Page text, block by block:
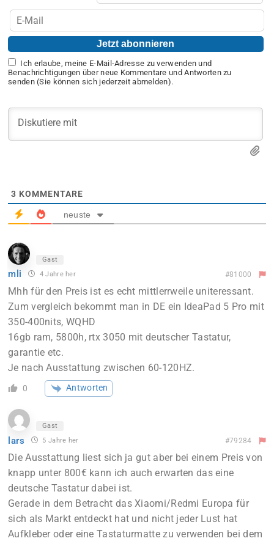
Ich erlaube, meine E-Mail-Adresse zu verwenden und
Benachrichtigungen über neue Kommentare und Antworten zu
senden (Sie können sich jederzeit abmelden).
3 KOMMENTARE
neuste
Gast
mli 4 Jahre her #81000
Mhh für den Preis ist es echt mittlerrweile uniteressant.
Zum vergleich bekommt man in DE ein IdeaPad 5 Pro mit
350-400nits, WQHD
16gb ram, 5800h, rtx 3050 mit deutscher Tastatur,
garantie etc.
Je nach Ausstattung zwischen 60-120HZ.
0 Antworten
Gast
lars 5 Jahre her #79284
Die Ausstattung liest sich ja gut aber bei einem Preis von
knapp unter 800€ kann ich auch erwarten das eine
deutsche Tastatur dabei ist.
Gerade in dem Betracht das Xiaomi/Redmi Europa für
sich als Markt entdeckt hat und nicht jeder Lust hat
Aufkleber oder eine Tastaturmatte zu verwenden bei dem